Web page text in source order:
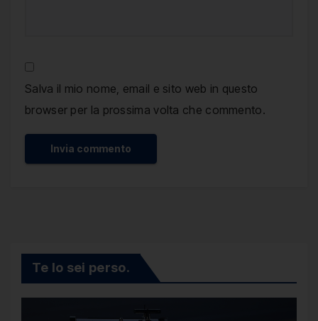
Salva il mio nome, email e sito web in questo
browser per la prossima volta che commento.
Te lo sei perso.